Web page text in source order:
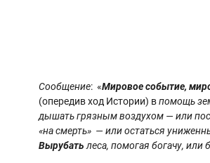
Сообщение: «Мировое событие,
(опередив ход Истории) впомощь
дышать грязным воздухом — или
«на смерть» — или остаться
Вырубать леса, помогая богачу, или